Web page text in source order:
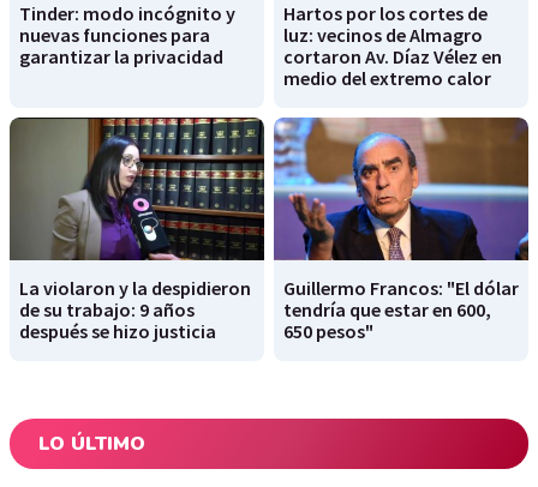
Tinder: modo incógnito y
nuevas funciones para
garantizar la privacidad
Hartos por los cortes de
luz: vecinos de Almagro
cortaron Av. Díaz Vélez en
medio del extremo calor
La violaron y la despidieron
de su trabajo: 9 años
después se hizo justicia
Guillermo Francos: "El dólar
tendría que estar en 600,
650 pesos"
LO ÚLTIMO